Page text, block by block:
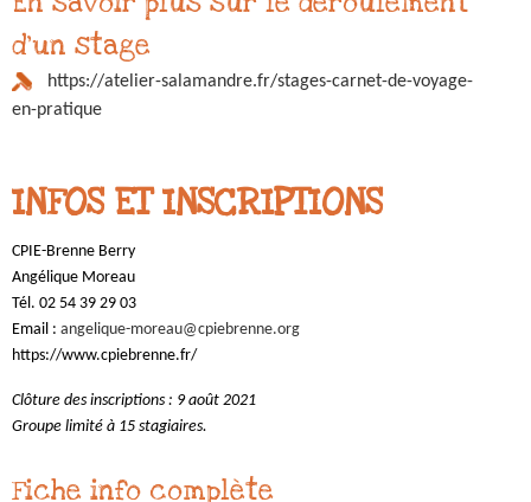
d'un stage
https://atelier-salamandre.fr/stages-carnet-de-voyage-
en-pratique
INFOS ET INSCRIPTIONS
CPIE-Brenne Berry
Angélique Moreau
Tél. 02 54 39 29 03
Email : angelique-moreau@cpiebrenne.org
https://www.cpiebrenne.fr/
Clôture des inscriptions : 9 août 2021
Groupe limité à 15 stagiaires.
Fiche info complète